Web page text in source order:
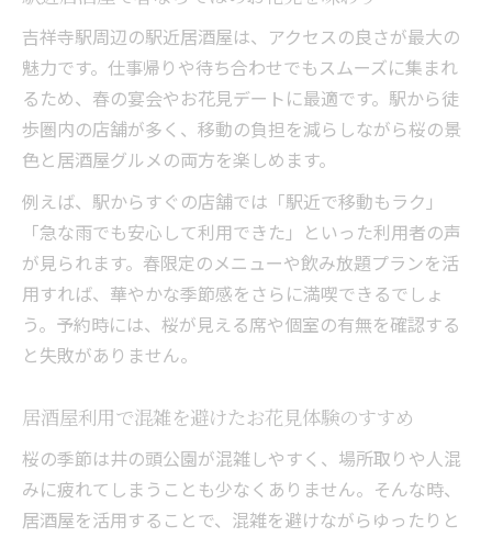
吉祥寺駅周辺の駅近居酒屋は、アクセスの良さが最大の
魅力です。仕事帰りや待ち合わせでもスムーズに集まれ
るため、春の宴会やお花見デートに最適です。駅から徒
歩圏内の店舗が多く、移動の負担を減らしながら桜の景
色と居酒屋グルメの両方を楽しめます。
例えば、駅からすぐの店舗では「駅近で移動もラク」
「急な雨でも安心して利用できた」といった利用者の声
が見られます。春限定のメニューや飲み放題プランを活
用すれば、華やかな季節感をさらに満喫できるでしょ
う。予約時には、桜が見える席や個室の有無を確認する
と失敗がありません。
居酒屋利用で混雑を避けたお花見体験のすすめ
桜の季節は井の頭公園が混雑しやすく、場所取りや人混
みに疲れてしまうことも少なくありません。そんな時、
居酒屋を活用することで、混雑を避けながらゆったりと